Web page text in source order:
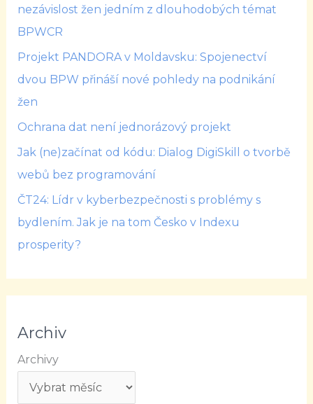
nezávislost žen jedním z dlouhodobých témat
BPWCR
Projekt PANDORA v Moldavsku: Spojenectví
dvou BPW přináší nové pohledy na podnikání
žen
Ochrana dat není jednorázový projekt
Jak (ne)začínat od kódu: Dialog DigiSkill o tvorbě
webů bez programování
ČT24: Lídr v kyberbezpečnosti s problémy s
bydlením. Jak je na tom Česko v Indexu
prosperity?
Archiv
Archivy